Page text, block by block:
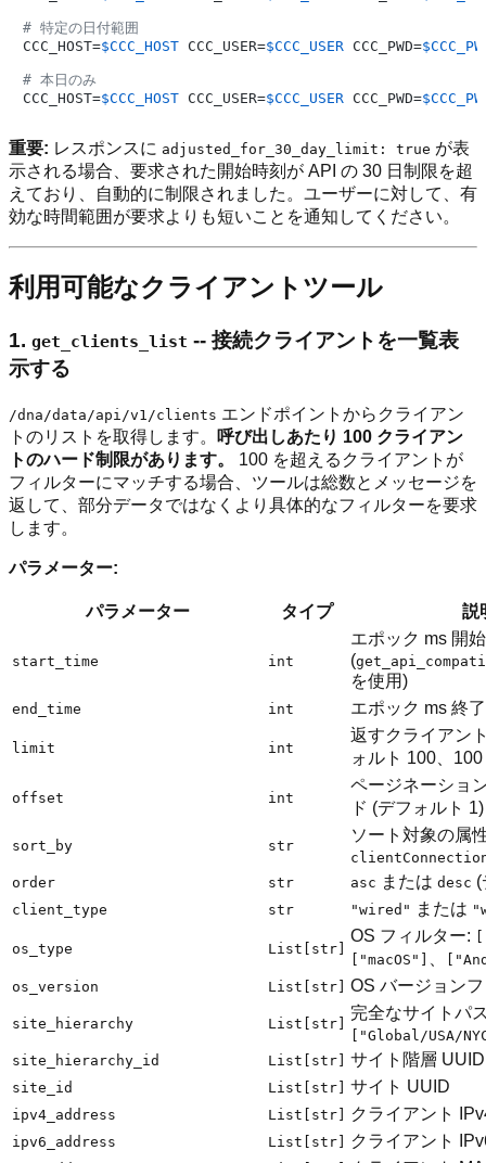
# 特定の日付範囲
CCC_HOST=$CCC_HOST CCC_USER=$CCC_USER CCC_PWD=
# 本日のみ
CCC_HOST=$CCC_HOST CCC_USER=$CCC_USER CCC_PWD=
重要: レスポンスに adjusted_for_30_day_limit: true が表
示される場合、要求された開始時刻が API の 30 日制限を超
えており、自動的に制限されました。ユーザーに対して、有
効な時間範囲が要求よりも短いことを通知してください。
利用可能なクライアントツール
1. get_clients_list -- 接続クライアントを一覧表
示する
/dna/data/api/v1/clients エンドポイントからクライアン
トのリストを取得します。
呼び出しあたり 100 クライアン
トのハード制限があります。
100 を超えるクライアントが
フィルターにマッチする場合、ツールは総数とメッセージを
返して、部分データではなくより具体的なフィルターを要求
します。
パラメーター:
パラメーター タイプ 説
start_time int
エポック ms 開
(
を使用)
end_time int エポック ms 終
limit int
返すクライアン
ォルト 100、
offset int
ページネーショ
ド (デフォルト 1)
sort_by str
ソート対象の属
order
str asc または desc
client_type str "wired" または
os_type List[str]
OS フィルター:
["macOS"]
os_version
List[str] OS バージョン
site_hierarchy List[str]
完全なサイトパ
["Global/USA/
site_hierarchy_id
List[str] サイト階層 UUID
site_id List[str] サイト UUID
ipv4_address List[str] クライアント
ipv6_address List[str] クライアント